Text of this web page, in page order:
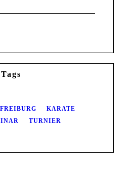
Tags
FREIBURG
KARATE
TURNIER